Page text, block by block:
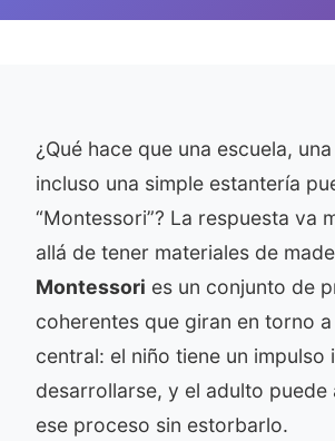
¿Qué hace que una escuela,
incluso una simple estantería
“Montessori”? La respuesta va
allá de tener materiales de
Montessori es un conjunto de
coherentes que giran en torno a
central: el niño tiene un impulso
desarrollarse, y el adulto puede
ese proceso sin estorbarlo.